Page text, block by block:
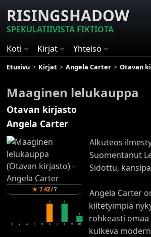
RISINGSHADOW
SPEKULATIIVISTA FIKTIOTA
Koti
Kirjat Yhteisö
Etusivu Kirjat Angela Carter Otavan
Maaginen lelukauppa
Otavan kirjasto
Angela Carter
★ 7.42/7
1 2 3 4 5
3
6 7
3
8 9
1
10
Alkuteos
Suomentanut
Sidottu,
Angela Carter
kiitetyimpiä
rohkeasti
kulkeva